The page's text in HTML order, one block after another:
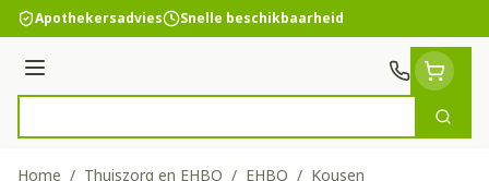
Ga naar de inhoud
Apothekersadvies Snelle beschikbaarheid
Menu
Zoek
Home / Thuiszorg en EHBO / EHBO / Kousen